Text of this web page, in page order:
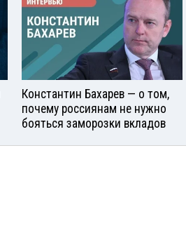
Константин Бахарев — о том,
почему россиянам не нужно
бояться заморозки вкладов